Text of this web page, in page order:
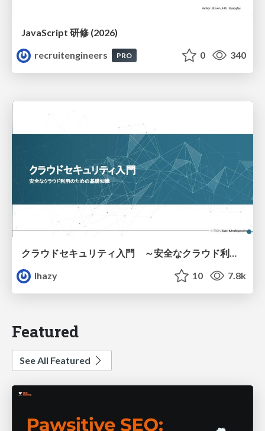
JavaScript 研修 (2026)
recruitengineers
PRO 0 340
クラウドセキュリティ入門 ～安全なクラウド利用のための基礎知識～
lhazy
10 7.8k
Featured
See All Featured